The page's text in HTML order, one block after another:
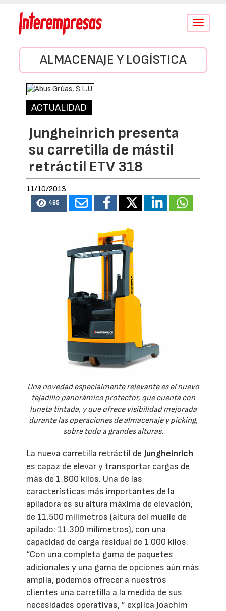
Conmutar
ALMACENAJE Y LOGÍSTICA
ACTUALIDAD
Jungheinrich presenta
su carretilla de mástil
retráctil ETV 318
11/10/2013
495
Una novedad especialmente relevante es el nuevo
tejadillo panorámico protector, que cuenta con
luneta tintada, y que ofrece visibilidad mejorada
durante las operaciones de almacenaje y picking,
sobre todo a grandes alturas.
La nueva carretilla retráctil de Jungheinrich
es capaz de elevar y transportar cargas de
más de 1.800 kilos. Una de las
características más importantes de la
apiladora es su altura máxima de elevación,
de 11.500 milímetros (altura del muelle de
apilado: 11.300 milímetros), con una
capacidad de carga residual de 1.000 kilos.
“Con una completa gama de paquetes
adicionales y una gama de opciones aún más
amplia, podemos ofrecer a nuestros
clientes una carretilla a la medida de sus
necesidades operativas, ” explica Joachim